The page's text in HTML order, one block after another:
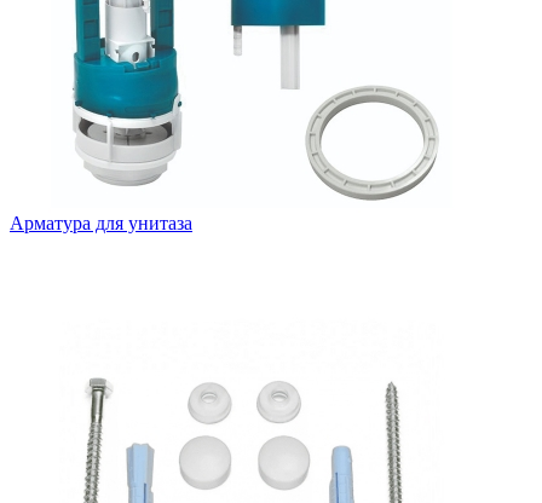
Арматура для унитаза